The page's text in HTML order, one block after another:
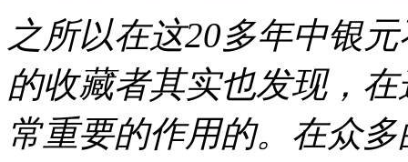
之所以在这20多年中银
的收藏者其实也发现，
常重要的作用的。在众